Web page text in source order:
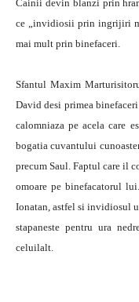
Cainii devin blanzi prin
ce „invidiosii prin ingrijiri
mai mult prin binefaceri.
Sfantul Maxim
David desi primea
calomniaza pe acela care
bogatia cuvantului
precum Saul. Faptul care il
omoare pe binefacatorul
Ionatan, astfel si invidiosul
stapaneste pentru ura
celuilalt.